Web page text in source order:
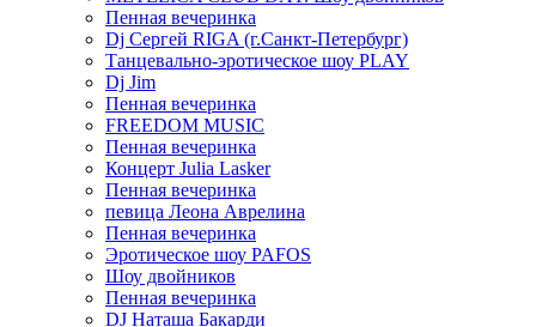
Пенная вечеринка
Dj Сергей RIGA (г.Санкт-Петербург)
Танцевально-эротическое шоу PLAY
Dj Jim
Пенная вечеринка
FREEDOM MUSIC
Пенная вечеринка
Концерт Julia Lasker
Пенная вечеринка
певица Леона Аврелина
Пенная вечеринка
Эротическое шоу PAFOS
Шоу двойников
Пенная вечеринка
DJ Наташа Бакарди